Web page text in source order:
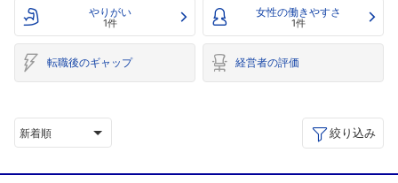
やりがい
1件
女性の働きやすさ
1件
転職後のギャップ 経営者の評価
新着順 絞り込み